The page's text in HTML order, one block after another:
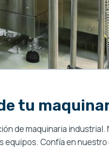
tu
de maquinaria
Confía en